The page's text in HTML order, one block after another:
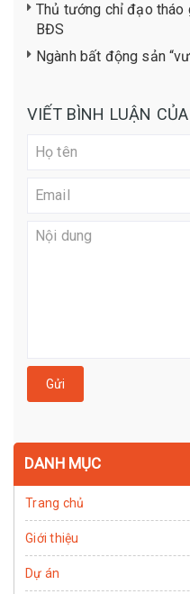
Thủ tướng chỉ đạo tháo
BĐS
Ngành bất động sản
VIẾT BÌNH LUẬN
Gửi
DANH MỤC
Trang chủ
Giới thiệu
Dự án